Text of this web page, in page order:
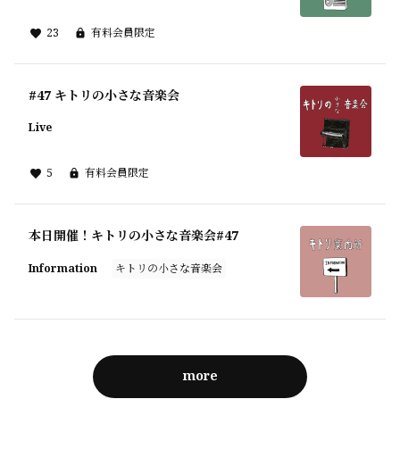
23 有料会員限定
#47 キトリの小さな音楽会
Live
5 有料会員限定
本日開催！キトリの小さな音楽会#47
Information キトリの小さな音楽会
more